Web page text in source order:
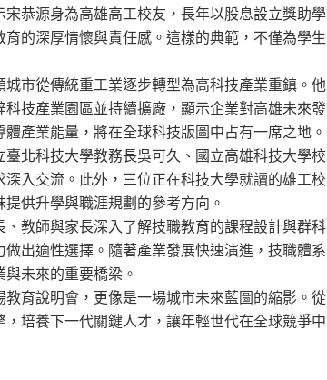
恭源身為高雄高工校友，長年以股息設立獎助學
的深厚情懷與責任感。這樣的典範，不僅為學生
市從傳統重工業逐步轉型為高科技產業重鎮。他
技產業園區並持續擴廠，顯示企業對高雄未來發
產業能量，將在全球科技版圖中占有一席之地。
北科技大學教務長吳可久、國立高雄科技大學校
入交流。此外，三位正在科技大學就讀的雄工校
供升學與職涯規劃的參考方向。
教師與家長深入了解技職教育的課程設計與群科
出適性選擇。隨著產業發展快速演進，技職體系
未來的重要橋梁。
育說明會，更像是一場城市未來藍圖的縮影。從
培養下一代關鍵人才，讓年輕世代在全球競爭中